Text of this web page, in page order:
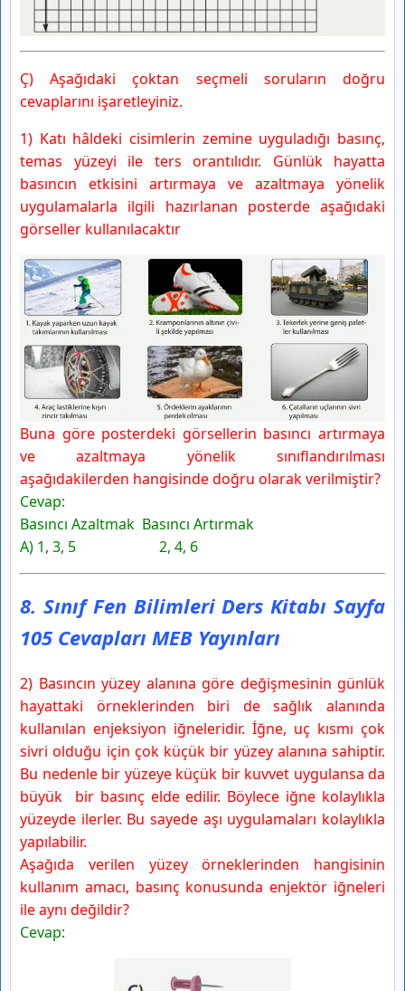
Ç) Aşağıdaki çoktan seçmeli soruların doğru
cevaplarını işaretleyiniz.
1) Katı hâldeki cisimlerin zemine uyguladığı basınç,
temas yüzeyi ile ters orantılıdır. Günlük hayatta
basıncın etkisini artırmaya ve azaltmaya yönelik
uygulamalarla ilgili hazırlanan posterde aşağıdaki
görseller kullanılacaktır
Buna göre posterdeki görsellerin basıncı artırmaya
ve azaltmaya yönelik sınıflandırılması
aşağıdakilerden hangisinde doğru olarak verilmiştir?
Cevap:
Basıncı Azaltmak Basıncı Artırmak
A) 1, 3, 5 2, 4, 6
8. Sınıf Fen Bilimleri Ders Kitabı Sayfa
105 Cevapları MEB Yayınları
2) Basıncın yüzey alanına göre değişmesinin günlük
hayattaki örneklerinden biri de sağlık alanında
kullanılan enjeksiyon iğneleridir. İğne, uç kısmı çok
sivri olduğu için çok küçük bir yüzey alanına sahiptir.
Bu nedenle bir yüzeye küçük bir kuvvet uygulansa da
büyük bir basınç elde edilir. Böylece iğne kolaylıkla
yüzeyde ilerler. Bu sayede aşı uygulamaları kolaylıkla
yapılabilir.
Aşağıda verilen yüzey örneklerinden hangisinin
kullanım amacı, basınç konusunda enjektör iğneleri
ile aynı değildir?
Cevap: